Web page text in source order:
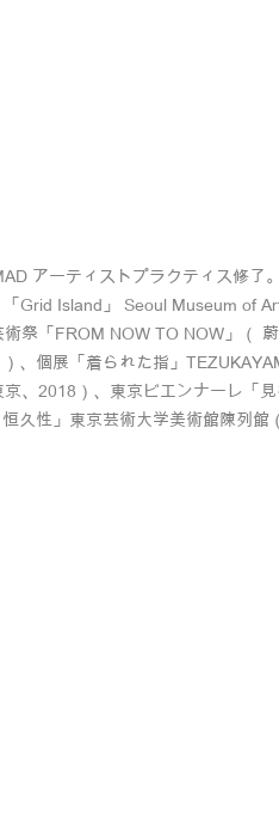
アーティストプラクティス修了
Grid Island」 Seoul Museum of Art
祭「FROM NOW TO NOW」（ 蔚
、個展「着られた指」
、2018）、東京ビエンナーレ「
性」東京芸術大学美術館陳列館